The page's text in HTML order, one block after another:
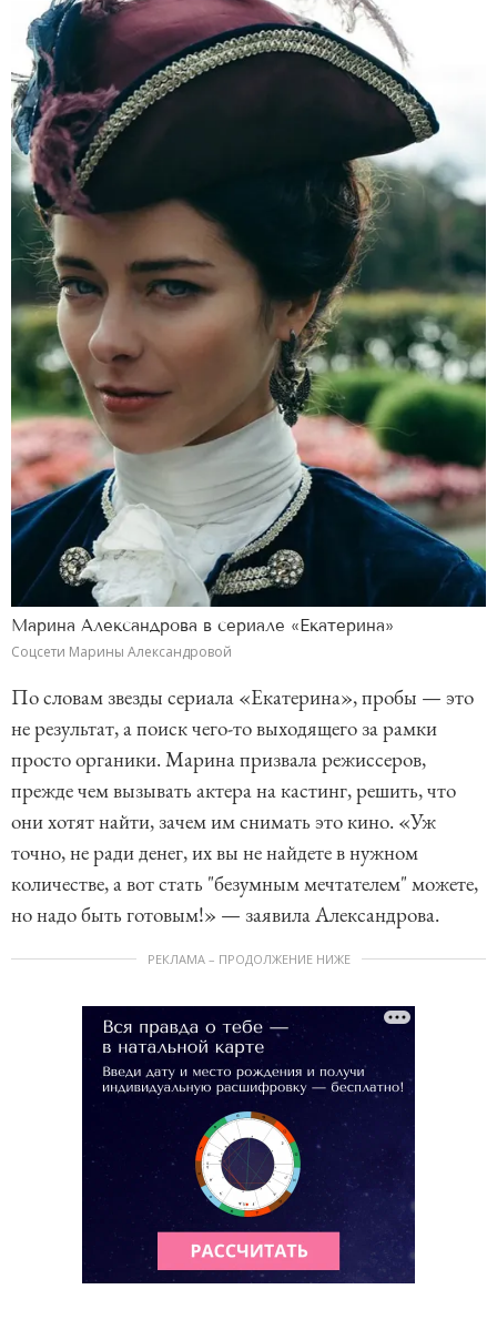
Марина Александрова в сериале «Екатерина»
Соцсети Марины Александровой
По словам звезды сериала «Екатерина», пробы — это
не результат, а поиск чего-то выходящего за рамки
просто органики. Марина призвала режиссеров,
прежде чем вызывать актера на кастинг, решить, что
они хотят найти, зачем им снимать это кино. «Уж
точно, не ради денег, их вы не найдете в нужном
количестве, а вот стать "безумным мечтателем" можете,
но надо быть готовым!» — заявила Александрова.
РЕКЛАМА – ПРОДОЛЖЕНИЕ НИЖЕ